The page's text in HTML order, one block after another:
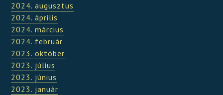
2024. augusztus
2024. április
2024. március
2024. február
2023. október
2023. július
2023. június
2023. január